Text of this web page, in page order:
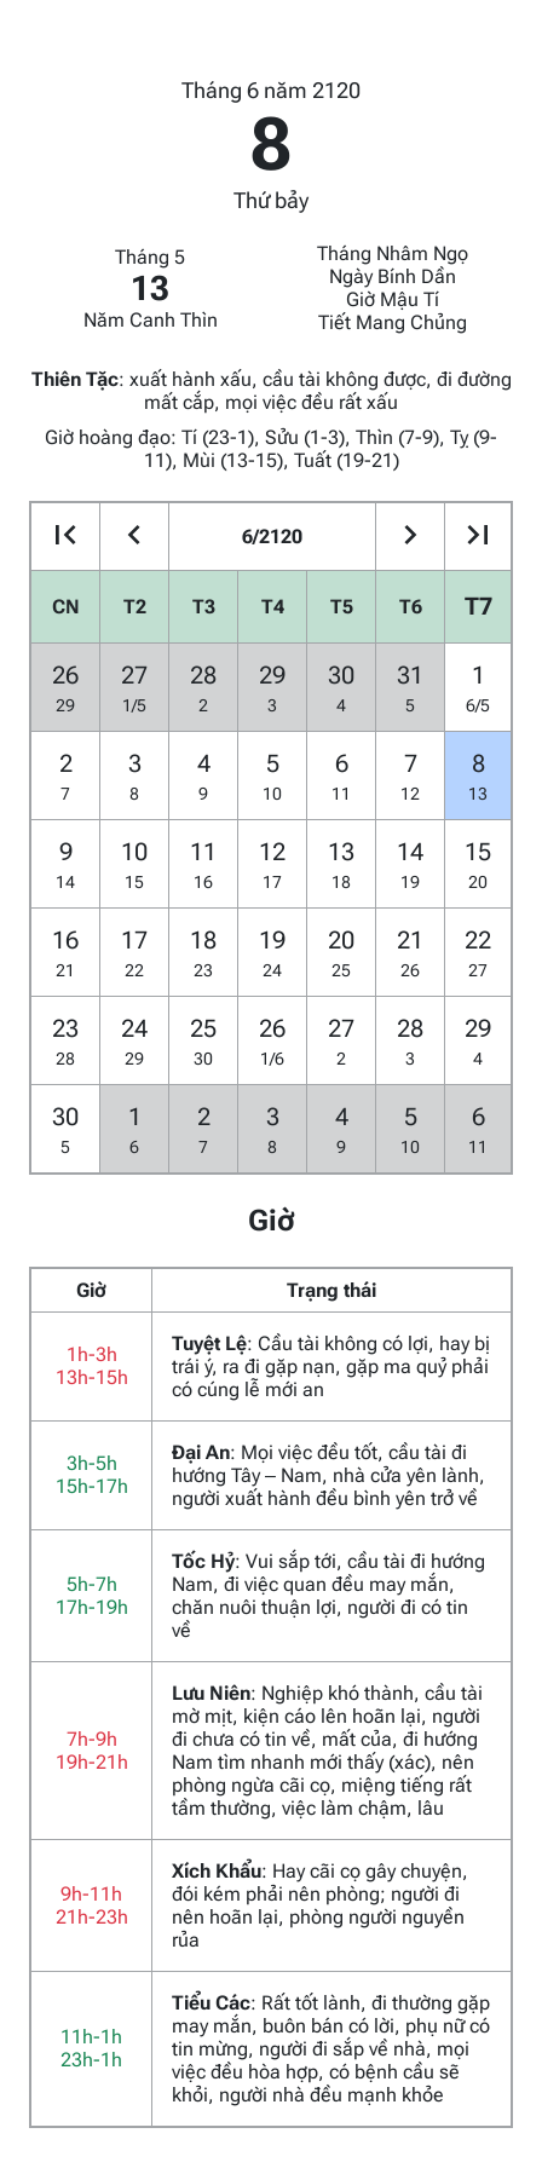
Tháng 6 năm 2120
8
Thứ bảy
Tháng 5
13
Năm Canh Thìn
Tháng Nhâm Ngọ
Ngày Bính Dần
Giờ Mậu Tí
Tiết Mang Chủng
Thiên Tặc: xuất hành xấu, cầu tài không được, đi đường
mất cắp, mọi việc đều rất xấu
Giờ hoàng đạo: Tí (23-1), Sửu (1-3), Thìn (7-9), Tỵ (9-
11), Mùi (13-15), Tuất (19-21)
6/2120
CN T2 T3 T4 T5 T6 T7
26
29
27
1/5
28
2
29
3
30
4
31
5
1
6/5
2
7
3
8
4
9
5
10
6
11
7
12
8
13
9
14
10
15
11
16
12
17
13
18
14
19
15
20
16
21
17
22
18
23
19
24
20
25
21
26
22
27
23
28
24
29
25
30
26
1/6
27
2
28
3
29
4
30
5
1
6
2
7
3
8
4
9
5
10
6
11
Giờ
Giờ Trạng thái
1h-3h
13h-15h
Tuyệt Lệ: Cầu tài không có lợi, hay bị
trái ý, ra đi gặp nạn, gặp ma quỷ phải
có cúng lễ mới an
3h-5h
15h-17h
Đại An: Mọi việc đều tốt, cầu tài đi
hướng Tây – Nam, nhà cửa yên lành,
người xuất hành đều bình yên trở về
5h-7h
17h-19h
Tốc Hỷ: Vui sắp tới, cầu tài đi hướng
Nam, đi việc quan đều may mắn,
chăn nuôi thuận lợi, người đi có tin
về
7h-9h
19h-21h
Lưu Niên: Nghiệp khó thành, cầu tài
mờ mịt, kiện cáo lên hoãn lại, người
đi chưa có tin về, mất của, đi hướng
Nam tìm nhanh mới thấy (xác), nên
phòng ngừa cãi cọ, miệng tiếng rất
tầm thường, việc làm chậm, lâu
9h-11h
21h-23h
Xích Khẩu: Hay cãi cọ gây chuyện,
đói kém phải nên phòng; người đi
nên hoãn lại, phòng người nguyền
rủa
11h-1h
23h-1h
Tiểu Các: Rất tốt lành, đi thường gặp
may mắn, buôn bán có lời, phụ nữ có
tin mừng, người đi sắp về nhà, mọi
việc đều hòa hợp, có bệnh cầu sẽ
khỏi, người nhà đều mạnh khỏe